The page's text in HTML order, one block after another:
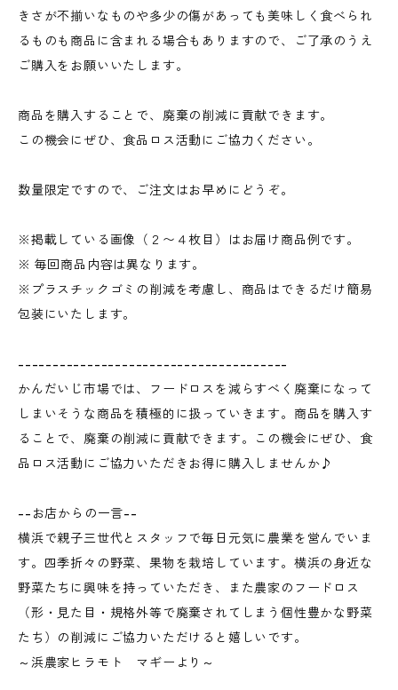
きさが不揃いなものや多少の傷があっても美味しく食べられ
るものも商品に含まれる場合もありますので、ご了承のうえ
ご購入をお願いいたします。
商品を購入することで、廃棄の削減に貢献できます。
この機会にぜひ、食品ロス活動にご協力ください。
数量限定ですので、ご注文はお早めにどうぞ。
※掲載している画像（２〜４枚目）はお届け商品例です。
※ 毎回商品内容は異なります。
※プラスチックゴミの削減を考慮し、商品はできるだけ簡易
包装にいたします。
---------------------------------------
かんだいじ市場では、フードロスを減らすべく廃棄になって
しまいそうな商品を積極的に扱っていきます。商品を購入す
ることで、廃棄の削減に貢献できます。この機会にぜひ、食
品ロス活動にご協力いただきお得に購入しませんか♪
--お店からの一言--
横浜で親子三世代とスタッフで毎日元気に農業を営んでいま
す。四季折々の野菜、果物を栽培しています。横浜の身近な
野菜たちに興味を持っていただき、また農家のフードロス
（形・見た目・規格外等で廃棄されてしまう個性豊かな野菜
たち）の削減にご協力いただけると嬉しいです。
～浜農家ヒラモト マギーより～